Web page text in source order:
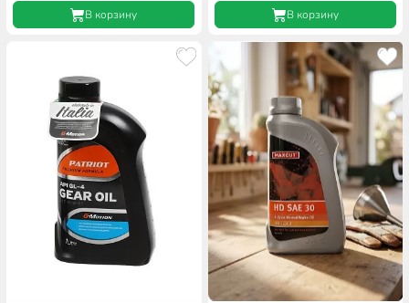
В корзину В корзину